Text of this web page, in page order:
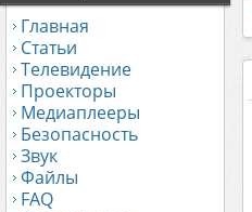
Главная
Статьи
Телевидение
Проекторы
Медиаплееры
Безопасность
Звук
Файлы
FAQ